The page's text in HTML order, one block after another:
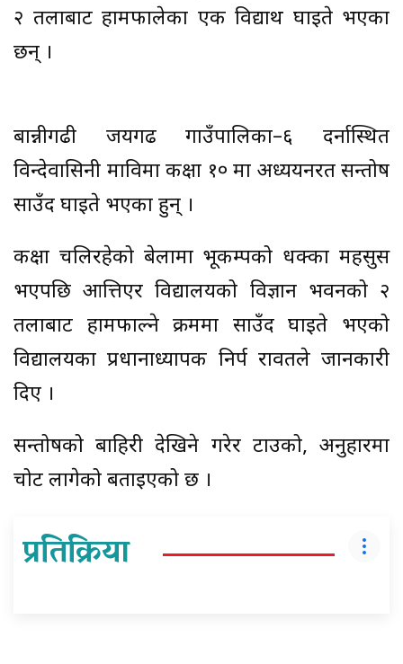
२ तलाबाट हामफालेका एक विद्यार्थी घाइते भएका
छन् ।
बान्नीगढी जयगढ गाउँपालिका–६ दर्नास्थित
विन्देवासिनी माविमा कक्षा १० मा अध्ययनरत सन्तोष
साउँद घाइते भएका हुन् ।
कक्षा चलिरहेको बेलामा भूकम्पको धक्का महसुस
भएपछि आत्तिएर विद्यालयको विज्ञान भवनको २
तलाबाट हामफाल्ने क्रममा साउँद घाइते भएको
विद्यालयका प्रधानाध्यापक निर्प रावतले जानकारी
दिए ।
सन्तोषको बाहिरी देखिने गरेर टाउको, अनुहारमा
चोट लागेको बताइएको छ ।
प्रतिक्रिया